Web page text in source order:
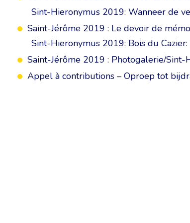
Sint-Hieronymus 2019: Wanneer de
Saint-Jérôme 2019 : Le devoir de
Sint-Hieronymus 2019: Bois du
Saint-Jérôme 2019 : Photogalerie/
Appel à contributions – Oproep tot